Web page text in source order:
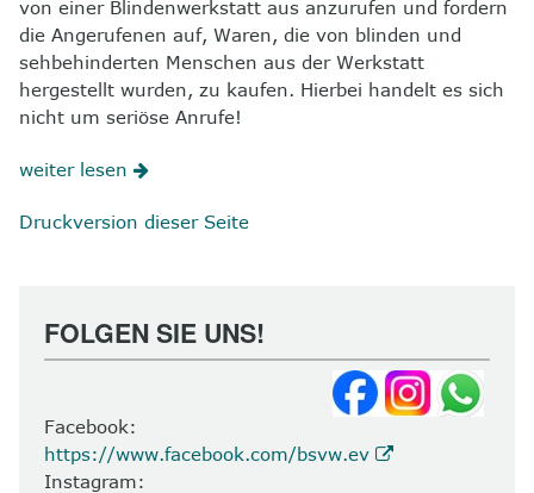
von einer Blindenwerkstatt aus anzurufen und fordern
die Angerufenen auf, Waren, die von blinden und
sehbehinderten Menschen aus der Werkstatt
hergestellt wurden, zu kaufen. Hierbei handelt es sich
nicht um seriöse Anrufe!
weiter lesen
Druckversion dieser Seite
FOLGEN SIE UNS!
Facebook:
https://www.facebook.com/bsvw.ev
Instagram: